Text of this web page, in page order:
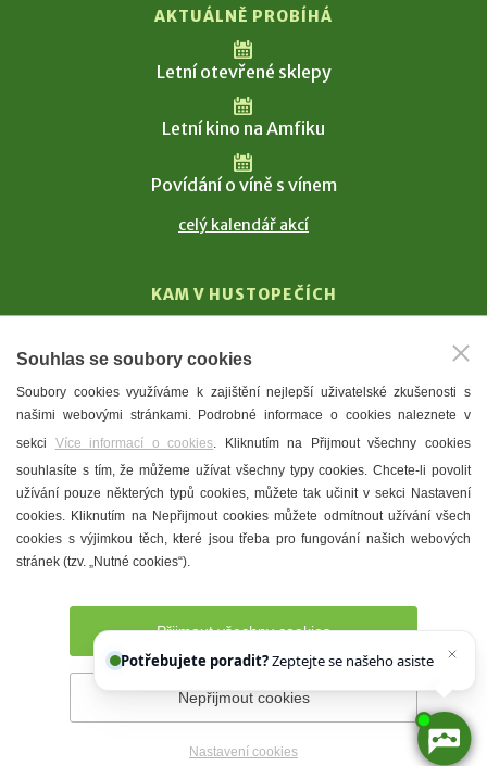
AKTUÁLNĚ PROBÍHÁ
Letní otevřené sklepy
Letní kino na Amfiku
Povídání o víně s vínem
celý kalendář akcí
KAM V HUSTOPEČÍCH
T. G. Masaryk
Mandloně
Ubytování
Restaurace
Městské muzeum a galerie
Denní meníčka
Prohlášení o přístupnosti Správce webu
Souhlas se soubory cookies
Soubory cookies využíváme k zajištění nejlepší uživatelské zkušenosti s
našimi webovými stránkami. Podrobné informace o cookies naleznete v
sekci Více informací o cookies. Kliknutím na Přijmout všechny cookies
souhlasíte s tím, že můžeme užívat všechny typy cookies. Chcete-li povolit
užívání pouze některých typů cookies, můžete tak učinit v sekci Nastavení
cookies. Kliknutím na Nepřijmout cookies můžete odmítnout užívání všech
cookies s výjimkou těch, které jsou třeba pro fungování našich webových
stránek (tzv. „Nutné cookies“).
Přijmout všechny cookies
Nepřijmout cookies
Nastavení cookies
Potřebujete poradit?
Chettyho.